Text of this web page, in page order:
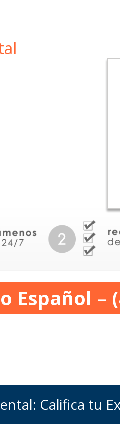
Español –
Califica tu